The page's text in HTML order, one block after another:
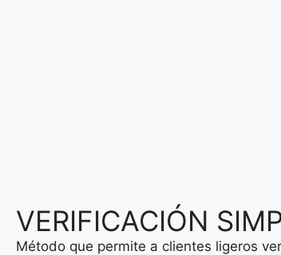
VERIFICACIÓN
Método que permite a clientes ligeros